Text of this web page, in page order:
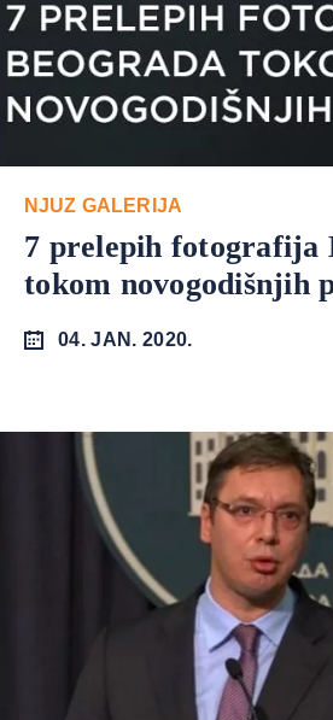
NJUZ GALERIJA
7 prelepih fotografija
tokom novogodišnjih
04. JAN. 2020.